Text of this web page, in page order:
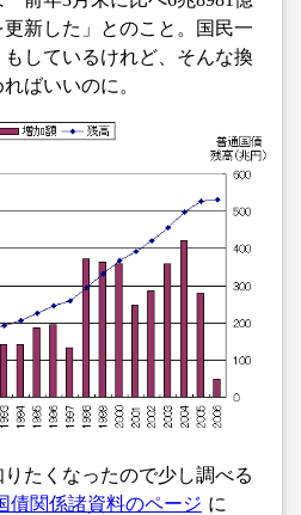
新した」とのこと。国民一
しているけれど、そんな換
ばいいのに。
たくなったので少し調べる
債関係諸資料のページ に